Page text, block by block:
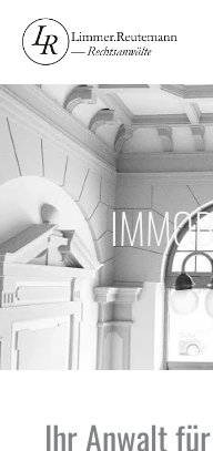
Inhalt
Ihr Anwalt